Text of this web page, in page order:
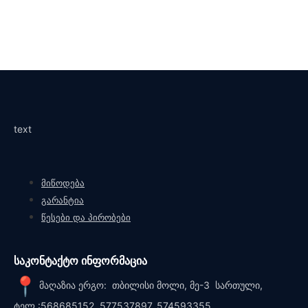
text
მიწოდება
გარანტია
წესები და პირობები
საკონტაქტო ინფორმაცია
მაღაზია ერგო: თბილისი მოლი, მე-3 სართული,